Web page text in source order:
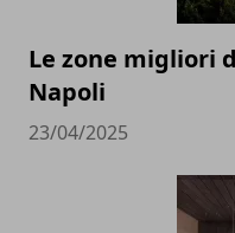
Le zone migliori
Napoli
23/04/2025